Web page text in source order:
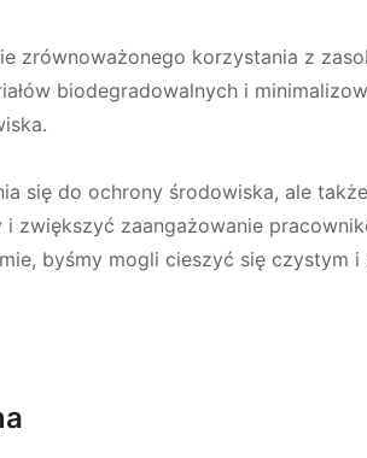
zrównoważonego korzystania z
biodegradowalnych i
się do ochrony środowiska, ale
zwiększyć zaangażowanie
byśmy mogli cieszyć się czystym i